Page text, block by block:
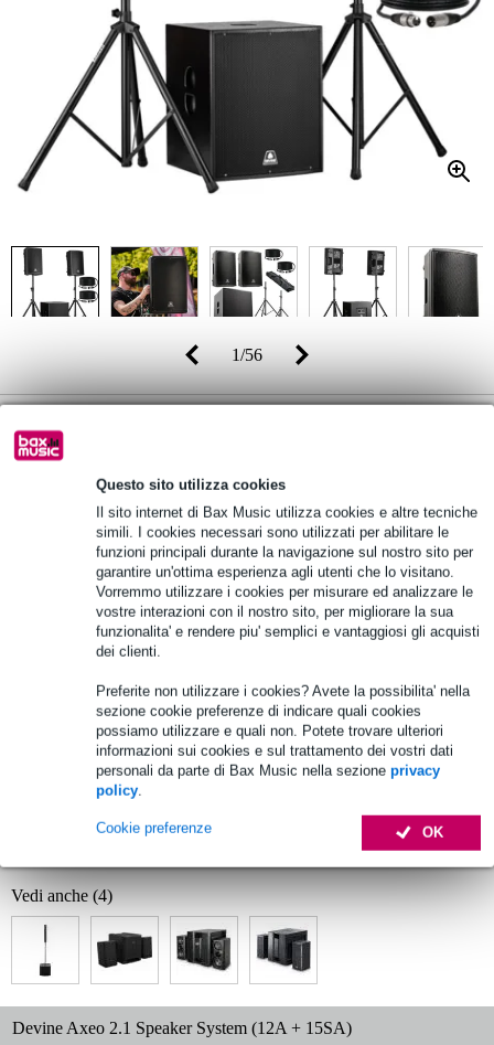
Questo sito utilizza cookies
Il sito internet di Bax Music utilizza cookies e altre tecniche
simili. I cookies necessari sono utilizzati per abilitare le
funzioni principali durante la navigazione sul nostro sito per
garantire un'ottima esperienza agli utenti che lo visitano.
Vorremmo utilizzare i cookies per misurare ed analizzare le
vostre interazioni con il nostro sito, per migliorare la sua
funzionalita' e rendere piu' semplici e vantaggiosi gli acquisti
dei clienti.
Preferite non utilizzare i cookies? Avete la possibilita' nella
sezione cookie preferenze di indicare quali cookies
possiamo utilizzare e quali non. Potete trovare ulteriori
informazioni sui cookies e sul trattamento dei vostri dati
personali da parte di Bax Music nella sezione privacy
policy.
OK
Cookie preferenze
1/56
654,00 €
Disponibilità online
Ordina subito e riceverai il prodotto in 11
Aggiungi al carrello
Oltre 48.000 articoli disponibili
1.250 marchi leader
Informazioni sul prodotto
Vedi anche (4)
Devine Axeo 2.1 Speaker System (12A + 15SA)